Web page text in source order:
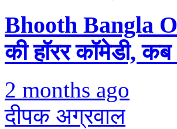
Bhooth Bangla
की हॉरर कॉमेडी,
2 months ago
दीपक अग्रवाल